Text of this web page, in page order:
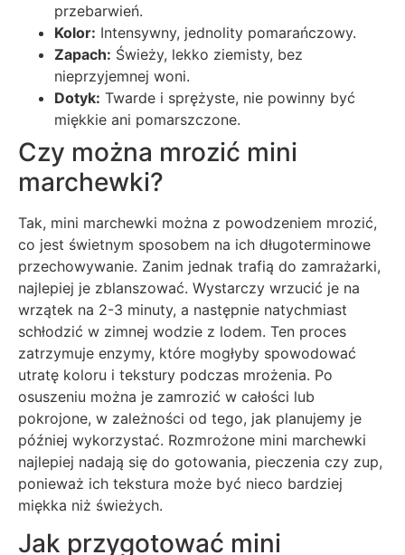
przebarwień.
Kolor: Intensywny, jednolity pomarańczowy.
Zapach: Świeży, lekko ziemisty, bez
nieprzyjemnej woni.
Dotyk: Twarde i sprężyste, nie powinny być
miękkie ani pomarszczone.
Czy można mrozić mini
marchewki?
Tak, mini marchewki można z powodzeniem mrozić,
co jest świetnym sposobem na ich długoterminowe
przechowywanie. Zanim jednak trafią do zamrażarki,
najlepiej je zblanszować. Wystarczy wrzucić je na
wrzątek na 2-3 minuty, a następnie natychmiast
schłodzić w zimnej wodzie z lodem. Ten proces
zatrzymuje enzymy, które mogłyby spowodować
utratę koloru i tekstury podczas mrożenia. Po
osuszeniu można je zamrozić w całości lub
pokrojone, w zależności od tego, jak planujemy je
później wykorzystać. Rozmrożone mini marchewki
najlepiej nadają się do gotowania, pieczenia czy zup,
ponieważ ich tekstura może być nieco bardziej
miękka niż świeżych.
Jak przygotować mini